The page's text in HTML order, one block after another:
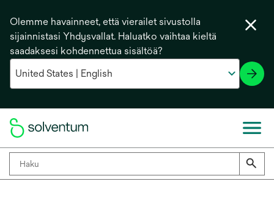
Olemme havainneet, että vierailet sivustolla
sijainnistasi Yhdysvallat. Haluatko vaihtaa kieltä
saadaksesi kohdennettua sisältöä?